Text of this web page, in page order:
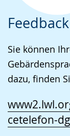
Sie können
dazu, finden
cetelefon-